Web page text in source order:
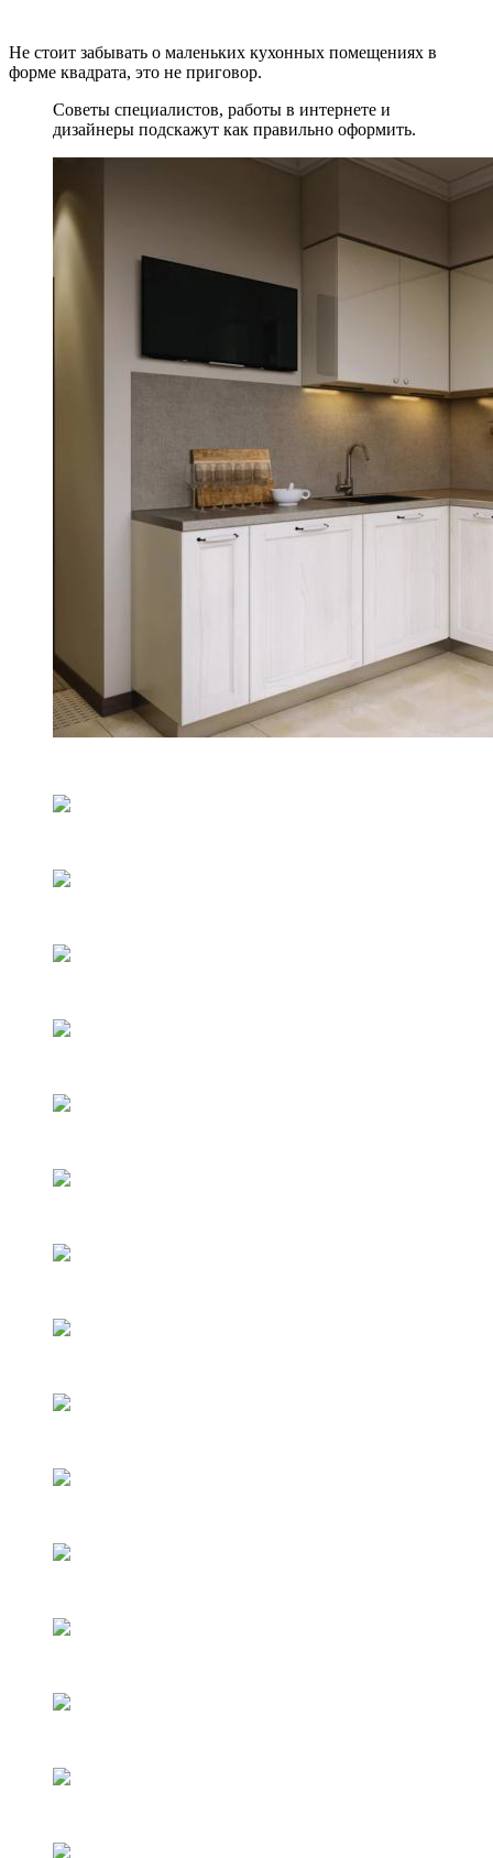
Не стоит забывать о маленьких кухонных помещениях в
форме квадрата, это не приговор.
Советы специалистов, работы в интернете и
дизайнеры подскажут как правильно оформить.